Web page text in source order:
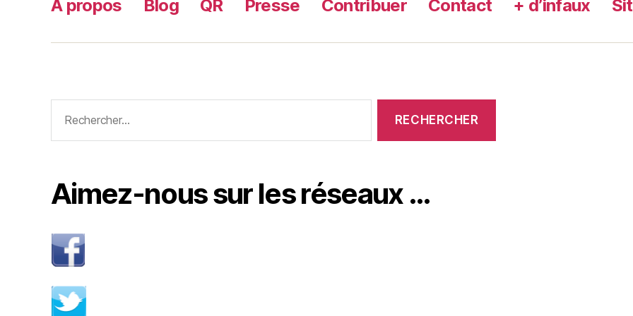
A propos Blog QR Presse Contribuer Contact + d’infaux
Aimez-nous sur les réseaux …